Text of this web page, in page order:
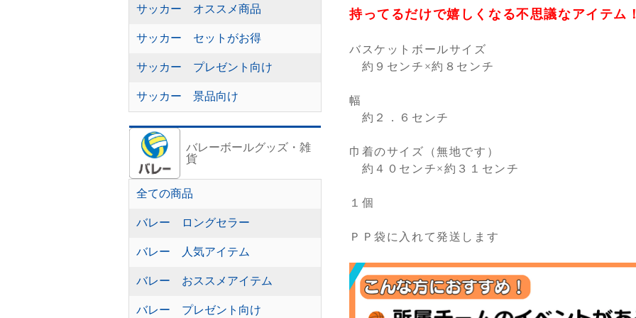
持ってるだけで嬉しくなる不思議なアイテム
バスケットボールサイズ
約９センチ×約８センチ
幅
約２．６センチ
巾着のサイズ（無地です）
約４０センチ×約３１センチ
１個
ＰＰ袋に入れて発送します
サッカー オススメ商品
サッカー セットがお得
サッカー プレゼント向け
サッカー 景品向け
バレーボールグッズ・雑
貨
全ての商品
バレー ロングセラー
バレー 人気アイテム
バレー おススメアイテム
バレー プレゼント向け